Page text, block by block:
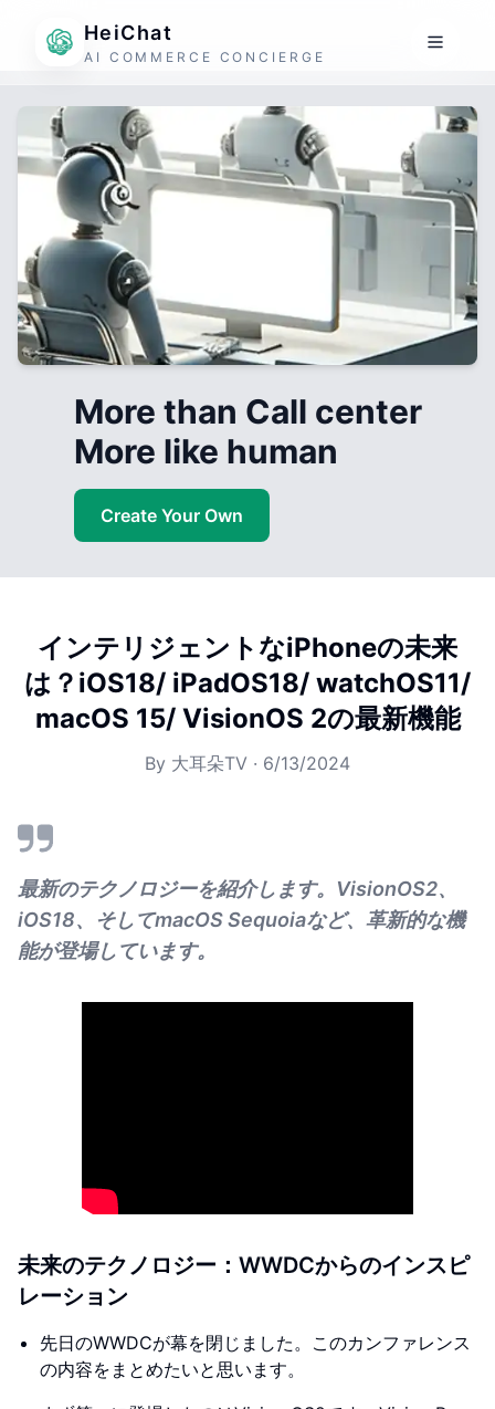
HeiChat
AI COMMERCE CONCIERGE
More than Call center
More like human
Create Your Own
インテリジェントなiPhoneの未来
は？iOS18/ iPadOS18/ watchOS11/
macOS 15/ VisionOS 2の最新機能
By 大耳朵TV · 6/13/2024
最新のテクノロジーを紹介します。VisionOS2、
iOS18、そしてmacOS Sequoiaなど、革新的な機
能が登場しています。
未来のテクノロジー：WWDCからのインスピ
レーション
先日のWWDCが幕を閉じました。このカンファレンス
の内容をまとめたいと思います。